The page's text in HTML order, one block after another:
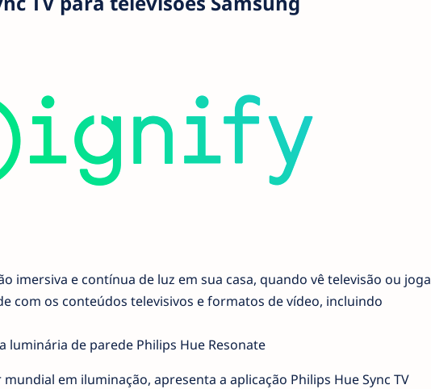
imersiva e contínua de luz em sua casa, quando vê televisão ou joga
com os conteúdos televisivos e formatos de vídeo, incluindo
luminária de parede Philips Hue Resonate
em iluminação, apresenta a aplicação Philips Hue Sync TV